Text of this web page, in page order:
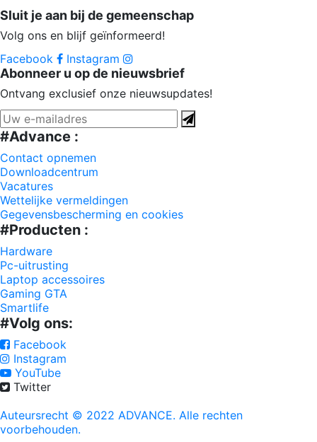
Sluit je aan bij de gemeenschap
Volg ons en blijf geïnformeerd!
Facebook
Instagram
Abonneer u op de nieuwsbrief
Ontvang exclusief onze nieuwsupdates!
#Advance :
Contact opnemen
Downloadcentrum
Vacatures
Wettelijke vermeldingen
Gegevensbescherming en cookies
#Producten :
Hardware
Pc-uitrusting
Laptop accessoires
Gaming GTA
Smartlife
#Volg ons:
Facebook
Instagram
YouTube
Twitter
Auteursrecht © 2022 ADVANCE. Alle rechten
voorbehouden.